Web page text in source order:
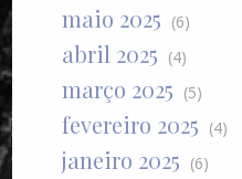
maio 2025 (6)
abril 2025 (4)
março 2025 (5)
fevereiro 2025 (4)
janeiro 2025 (6)